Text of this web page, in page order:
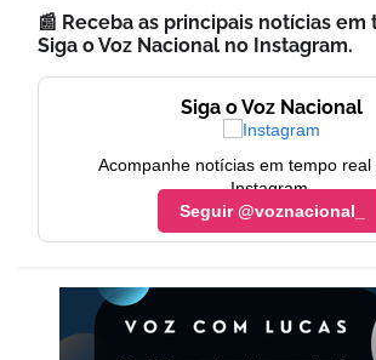
📰 Receba as principais notícias em
Siga o Voz Nacional no Instagram.
Siga o Voz Nacional
Acompanhe notícias em tempo real
Instagram.
Seguir @voznacional_